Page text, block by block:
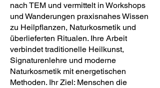
nach TEM und vermittelt in Workshops
und Wanderungen praxisnahes Wissen
zu Heilpflanzen, Naturkosmetik und
überlieferten Ritualen. Ihre Arbeit
verbindet traditionelle Heilkunst,
Signaturenlehre und moderne
Naturkosmetik mit energetischen
Methoden. Ihr Ziel: Menschen die